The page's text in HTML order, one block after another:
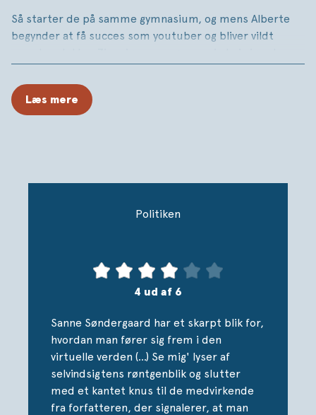
Så starter de på samme gymnasium, og mens Alberte
begynder at få succes som youtuber og bliver vildt
youtube.
Læs mere
Politiken
4 ud af 6
Sanne Søndergaard har et skarpt blik for,
hvordan man fører sig frem i den
virtuelle verden (…) Se mig' lyser af
selvindsigtens røntgenblik og slutter
med et kantet knus til de medvirkende
fra forfatteren, der signalerer, at man